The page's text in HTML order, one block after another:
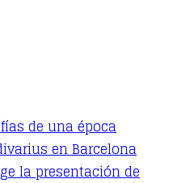
de una época
en Barcelona
la presentación de